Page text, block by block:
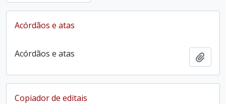
Acórdãos e atas
Acórdãos e atas
Copiador de editais